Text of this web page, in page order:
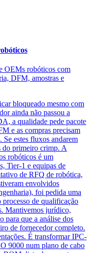
OEMs robóticos com
DFM, amostras e
bloqueado mesmo com
ainda não passou a
a qualidade pede pacote
e as compras precisam
Se estes fluxos andarem
do primeiro crimp. A
robóticos é um
Tier-1 e equipas de
de RFQ de robótica,
envolvidos
foi pedida uma
de qualificação
Mantivemos jurídico,
para que a análise dos
de fornecedor completo.
É transformar IPC-
9000 num plano de cabo